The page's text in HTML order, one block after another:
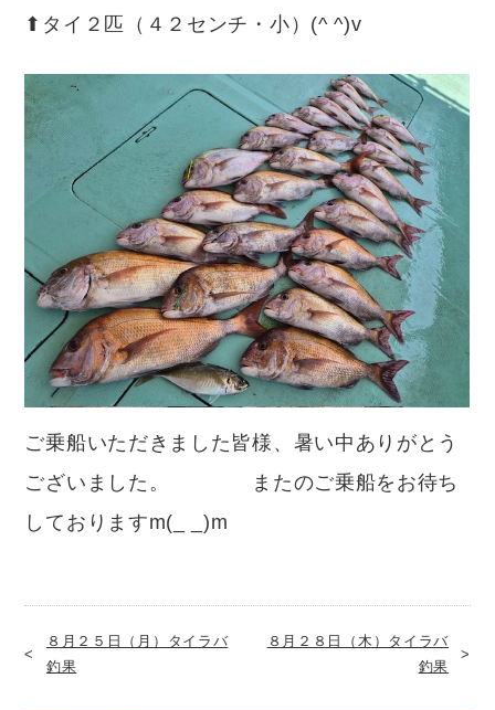
⬆︎タイ２匹（４２センチ・小）(^ ^)v
ご乗船いただきました皆様、暑い中ありがとう
ございました。 またのご乗船をお待ち
しておりますm(_ _)m
８月２５日（月）タイラバ
釣果
８月２８日（木）タイラバ
釣果